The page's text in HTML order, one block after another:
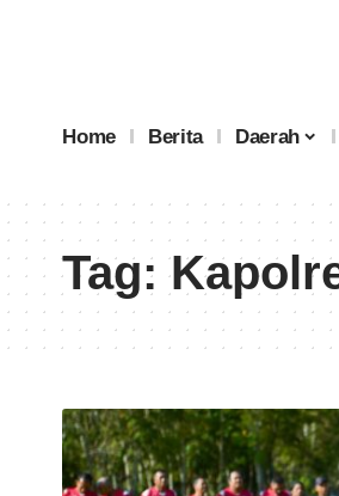
Home Berita Daerah
Tag: